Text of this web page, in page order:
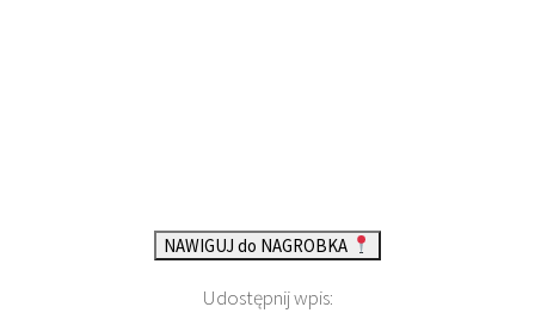
NAWIGUJ do NAGROBKA
Udostępnij wpis: